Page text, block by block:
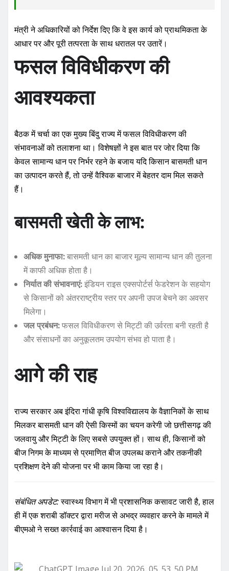
मंत्री ने अधिकारियों को निर्देश दिए कि वे इस कार्य को प्राथमिकता के
आधार पर और पूरी तत्परता के साथ धरातल पर उतारें।
फसल विविधीकरण की
आवश्यकता
बैठक में चर्चा का एक मुख्य बिंदु राज्य में फसल विविधीकरण की
संभावनाओं को तलाशना था। विशेषज्ञों ने इस बात पर जोर दिया कि
केवल सामान्य धान पर निर्भर रहने के बजाय यदि किसान बासमती धान
का उत्पादन करते हैं, तो उन्हें वैश्विक बाजार में बेहतर दाम मिल सकते
हैं।
बासमती खेती के लाभ:
अधिक मुनाफा:बासमती धान का बाजार मूल्य सामान्य धान की तुलना
में काफी अधिक होता है।
निर्यात की संभावनाएं:इंडियन राइस एक्सपोर्टर्स फेडरेशन के सहयोग
से किसानों को अंतरराष्ट्रीय स्तर पर अपनी उपज बेचने का अवसर
मिलेगा।
जल प्रबंधन:फसल विविधीकरण से मिट्टी की उर्वरता बनी रहती है
और संसाधनों का अनुकूलतम उपयोग संभव हो पाता है।
आगे की राह
राज्य सरकार अब इंदिरा गांधी कृषि विश्वविद्यालय के वैज्ञानिकों के साथ
मिलकर बासमती धान की ऐसी किस्मों का चयन करेगी जो छत्तीसगढ़ की
जलवायु और मिट्टी के लिए सबसे उपयुक्त हों। साथ ही, किसानों को
बीज निगम के माध्यम से प्रमाणित बीज उपलब्ध कराने और तकनीकी
प्रशिक्षण देने की योजना पर भी काम किया जा रहा है।
संबंधित अपडेट:स्वास्थ्य विभाग में भी प्रशासनिक कसावट जारी है, हाल
ही में एक शराबी डॉक्टर द्वारा मरीज से अभद्र व्यवहार करने के मामले में
बीएमओ ने सख्त कार्रवाई का आश्वासन दिया है।